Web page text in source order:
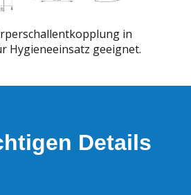
in
Hygieneeinsatz geeignet.
Details